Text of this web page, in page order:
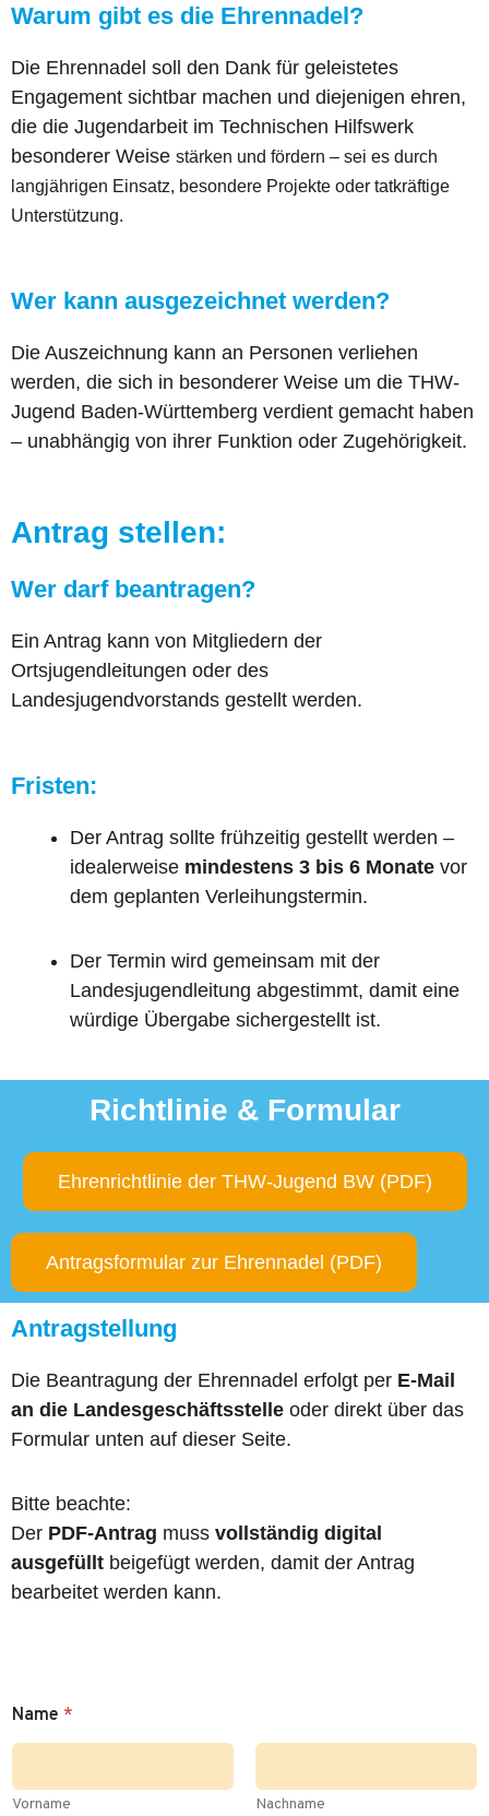
Warum gibt es die Ehrennadel?
Die Ehrennadel soll den Dank für geleistetes
Engagement sichtbar machen und diejenigen ehren,
die die Jugendarbeit im Technischen Hilfswerk
besonderer Weise stärken und fördern – sei es durch
langjährigen Einsatz, besondere Projekte oder tatkräftige
Unterstützung.
Wer kann ausgezeichnet werden?
Die Auszeichnung kann an Personen verliehen
werden, die sich in besonderer Weise um die THW-
Jugend Baden-Württemberg verdient gemacht haben
– unabhängig von ihrer Funktion oder Zugehörigkeit.
Antrag stellen:
Wer darf beantragen?
Ein Antrag kann von Mitgliedern der
Ortsjugendleitungen oder des
Landesjugendvorstands gestellt werden.
Fristen:
Der Antrag sollte frühzeitig gestellt werden –
idealerweise mindestens 3 bis 6 Monate vor
dem geplanten Verleihungstermin.
Der Termin wird gemeinsam mit der
Landesjugendleitung abgestimmt, damit eine
würdige Übergabe sichergestellt ist.
Richtlinie & Formular
Ehrenrichtlinie der THW-Jugend BW (PDF)
Antragsformular zur Ehrennadel (PDF)
Antragstellung
Die Beantragung der Ehrennadel erfolgt per E-Mail
an die Landesgeschäftsstelle oder direkt über das
Formular unten auf dieser Seite.
Bitte beachte:
Der PDF-Antrag muss vollständig digital
ausgefüllt beigefügt werden, damit der Antrag
bearbeitet werden kann.
Name *
Vorname Nachname